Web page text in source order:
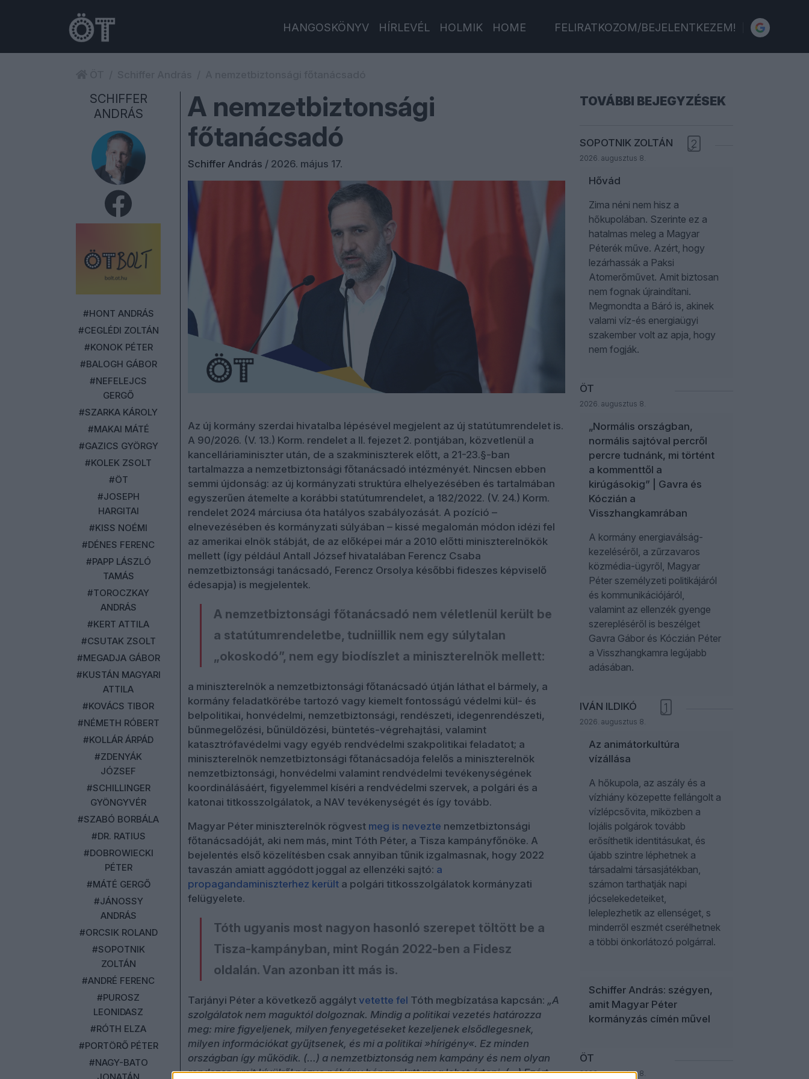
HANGOSKÖNYV HÍRLEVÉL HOLMIK HOME FELIRATKOZOM/BEJELENTKEZEM!
A nemzetbiztonsági
főtanácsadó
Schiffer András / 2026. május 17.
Az új kormány szerdai hivatalba lépésével megjelent az új statútumrendelet is.
A 90/2026. (V. 13.) Korm. rendelet a II. fejezet 2. pontjában, közvetlenül a
kancelláriaminiszter után, de a szakminiszterek előtt, a 21-23.§-ban
tartalmazza a nemzetbiztonsági főtanácsadó intézményét. Nincsen ebben
semmi újdonság: az új kormányzati struktúra elhelyezésében és tartalmában
egyszerűen átemelte a korábbi statútumrendelet, a 182/2022. (V. 24.) Korm.
rendelet 2024 márciusa óta hatályos szabályozását. A pozíció –
elnevezésében és kormányzati súlyában – kissé megalomán módon idézi fel
az amerikai elnök stábját, de az előképei már a 2010 előtti miniszterelnökök
mellett (így például Antall József hivatalában Ferencz Csaba
nemzetbiztonsági tanácsadó, Ferencz Orsolya későbbi fideszes képviselő
édesapja) is megjelentek.
A nemzetbiztonsági főtanácsadó nem véletlenül került be
a statútumrendeletbe, tudniillik nem egy súlytalan
„okoskodó”, nem egy biodíszlet a miniszterelnök mellett:
a miniszterelnök a nemzetbiztonsági főtanácsadó útján láthat el bármely, a
kormány feladatkörébe tartozó vagy kiemelt fontosságú védelmi kül- és
belpolitikai, honvédelmi, nemzetbiztonsági, rendészeti, idegenrendészeti,
bűnmegelőzési, bűnüldözési, büntetés-végrehajtási, valamint
katasztrófavédelmi vagy egyéb rendvédelmi szakpolitikai feladatot; a
miniszterelnök nemzetbiztonsági főtanácsadója felelős a miniszterelnök
nemzetbiztonsági, honvédelmi valamint rendvédelmi tevékenységének
koordinálásáért, figyelemmel kíséri a rendvédelmi szervek, a polgári és a
katonai titkosszolgálatok, a NAV tevékenységét és így tovább.
Magyar Péter miniszterelnök rögvest meg is nevezte nemzetbiztonsági
főtanácsadóját, aki nem más, mint Tóth Péter, a Tisza kampányfőnöke. A
bejelentés első közelítésben csak annyiban tűnik izgalmasnak, hogy 2022
tavaszán amiatt aggódott joggal az ellenzéki sajtó: a
propagandaminiszterhez került a polgári titkosszolgálatok kormányzati
felügyelete.
Tóth ugyanis most nagyon hasonló szerepet töltött be a
Tisza-kampányban, mint Rogán 2022-ben a Fidesz
oldalán. Van azonban itt más is.
Tarjányi Péter a következő aggályt vetette fel Tóth megbízatása kapcsán: „A
szolgálatok nem maguktól dolgoznak. Mindig a politikai vezetés határozza
meg: mire figyeljenek, milyen fenyegetéseket kezeljenek elsődlegesnek,
milyen információkat gyűjtsenek, és mi a politikai »hírigény«. Ez minden
országban így működik. (…) a nemzetbiztonság nem kampány és nem olyan
rendszer, amit kívülről nézve néhány hónap alatt meg lehet érteni. (…) Ezért
SCHIFFER
ANDRÁS
#HONT ANDRÁS
#CEGLÉDI ZOLTÁN
#KONOK PÉTER
#BALOGH GÁBOR
#NEFELEJCS
GERGŐ
#SZARKA KÁROLY
#MAKAI MÁTÉ
#GAZICS GYÖRGY
#KOLEK ZSOLT
#ÖT
#JOSEPH
HARGITAI
#KISS NOÉMI
#DÉNES FERENC
#PAPP LÁSZLÓ
TAMÁS
#TOROCZKAY
ANDRÁS
#KERT ATTILA
#CSUTAK ZSOLT
#MEGADJA GÁBOR
#KUSTÁN MAGYARI
ATTILA
#KOVÁCS TIBOR
#NÉMETH RÓBERT
#KOLLÁR ÁRPÁD
#ZDENYÁK
JÓZSEF
#SCHILLINGER
GYÖNGYVÉR
#SZABÓ BORBÁLA
#DR. RATIUS
#DOBROWIECKI
PÉTER
#MÁTÉ GERGŐ
#JÁNOSSY
ANDRÁS
#ORCSIK ROLAND
#SOPOTNIK
ZOLTÁN
#ANDRÉ FERENC
#PUROSZ
LEONIDASZ
#RÓTH ELZA
#PORTÖRŐ PÉTER
#NAGY-BATO
JONATÁN
TOVÁBBI BEJEGYZÉSEK
SOPOTNIK ZOLTÁN
2026. augusztus 8.
2
Hővád
Zima néni nem hisz a
hőkupolában. Szerinte ez a
hatalmas meleg a Magyar
Péterék műve. Azért, hogy
lezárhassák a Paksi
Atomerőművet. Amit biztosan
nem fognak újraindítani.
Megmondta a Báró is, akinek
valami víz-és energiaügyi
szakember volt az apja, hogy
nem fogják.
ÖT
2026. augusztus 8.
„Normális országban,
normális sajtóval percről
percre tudnánk, mi történt
a kommenttől a
kirúgásokig” | Gavra és
Kóczián a
Visszhangkamrában
A kormány energiaválság-
kezeléséről, a zűrzavaros
közmédia-ügyről, Magyar
Péter személyzeti politikájáról
és kommunikációjáról,
valamint az ellenzék gyenge
szerepléséről is beszélget
Gavra Gábor és Kóczián Péter
a Visszhangkamra legújabb
adásában.
IVÁN ILDIKÓ
2026. augusztus 8.
1
Az animátorkultúra
vízállása
A hőkupola, az aszály és a
vízhiány közepette fellángolt a
vízlépcsővita, miközben a
lojális polgárok tovább
erősíthetik identitásukat, és
újabb szintre léphetnek a
társadalmi társasjátékban,
számon tarthatják napi
jócselekedeteiket,
leleplezhetik az ellenséget, s
minderről eszmét cserélhetnek
a többi önkorlátozó polgárral.
Schiffer András: szégyen,
amit Magyar Péter
kormányzás címén művel
ÖT
2026. augusztus 8.